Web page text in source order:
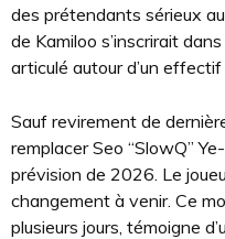
des prétendants sérieux
de Kamiloo s’inscrirait
articulé autour d’un
Sauf revirement de
remplacer Seo “SlowQ”
prévision de 2026. Le
changement à venir. Ce
plusieurs jours, témoigne